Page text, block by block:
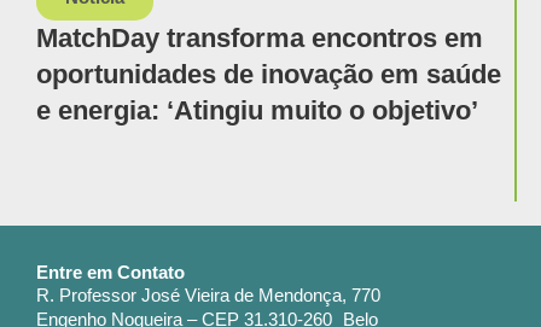
MatchDay transforma encontros em
oportunidades de inovação em saúde
e energia: ‘Atingiu muito o objetivo’
Entre em Contato
R. Professor José Vieira de Mendonça, 770
Engenho Nogueira – CEP 31.310-260 Belo